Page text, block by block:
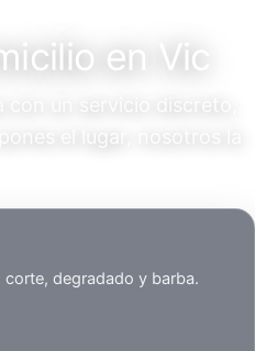
en Vic
con un servicio discreto,
el lugar, nosotros la
corte, degradado y barba.